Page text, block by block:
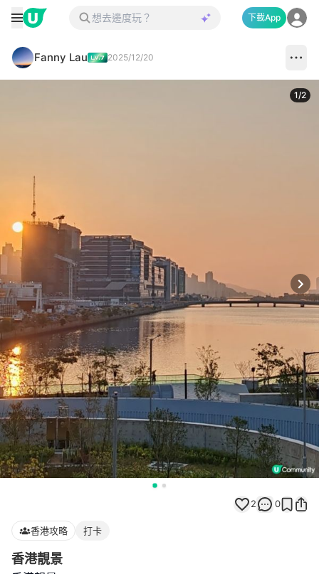
下載App
Fanny Lau 2025/12/20
1/2
2 0
香港攻略 打卡
香港靚景